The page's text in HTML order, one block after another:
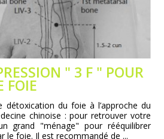
" 3 F " POUR
FOIE
détoxication du foie à l’approche du
chinoise : pour retrouver votre
grand "ménage" pour rééquilibrer
le foie. Il est recommandé de ...